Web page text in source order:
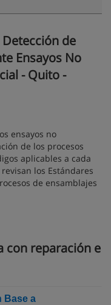
de
Ensayos No
- Quito -
ensayos no
de los procesos
aplicables a cada
los Estándares
de ensamblajes
con reparación e
Base a